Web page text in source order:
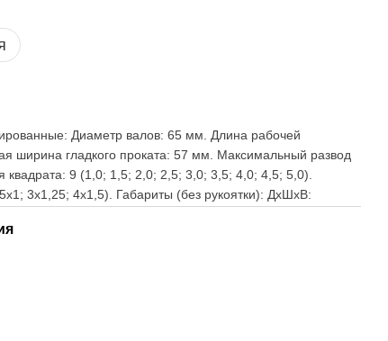
Диаметр валов: 65 мм. Длина рабочей
ширина гладкого проката: 57 мм. Максимальный развод
квадрата: 9 (1,0; 1,5; 2,0; 2,5; 3,0; 3,5; 4,0; 4,5; 5,0).
3х1,25; 4х1,5). Габариты (без рукоятки): ДхШхВ: